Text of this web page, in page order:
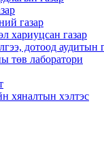
газар
хариуцсан газар
дотоод аудитын
төв лаборатори
хяналтын хэлтэс